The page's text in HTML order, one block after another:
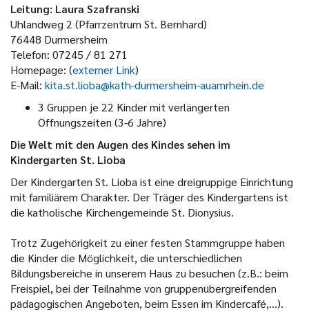
Leitung: Laura Szafranski
Uhlandweg 2 (Pfarrzentrum St. Bernhard)
76448 Durmersheim
Telefon: 07245 / 81 271
Homepage: (externer Link)
E-Mail: kita.st.lioba@kath-durmersheim-auamrhein.de
3 Gruppen je 22 Kinder mit verlängerten
Öffnungszeiten (3-6 Jahre)
Die Welt mit den Augen des Kindes sehen im
Kindergarten St. Lioba
Der Kindergarten St. Lioba ist eine dreigruppige Einrichtung
mit familiärem Charakter. Der Träger des Kindergartens ist
die katholische Kirchengemeinde St. Dionysius.
Trotz Zugehörigkeit zu einer festen Stammgruppe haben
die Kinder die Möglichkeit, die unterschiedlichen
Bildungsbereiche in unserem Haus zu besuchen (z.B.: beim
Freispiel, bei der Teilnahme von gruppenübergreifenden
pädagogischen Angeboten, beim Essen im Kindercafé,…).